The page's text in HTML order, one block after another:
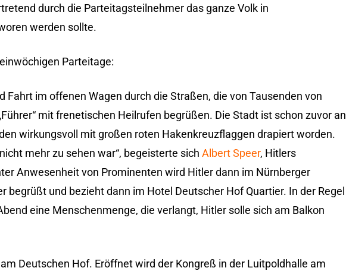
durch die Parteitagsteilnehmer das ganze Volk in
werden sollte.
Parteitage:
Fahrt im offenen Wagen durch die Straßen, die von Tausenden von
mit frenetischen Heilrufen begrüßen. Die Stadt ist schon zuvor an
wirkungsvoll mit großen roten Hakenkreuzflaggen drapiert worden.
mehr zu sehen war“, begeisterte sich Albert Speer, Hitlers
Anwesenheit von Prominenten wird Hitler dann im Nürnberger
begrüßt und bezieht dann im Hotel Deutscher Hof Quartier. In der Regel
eine Menschenmenge, die verlangt, Hitler solle sich am Balkon
Deutschen Hof. Eröffnet wird der Kongreß in der Luitpoldhalle am